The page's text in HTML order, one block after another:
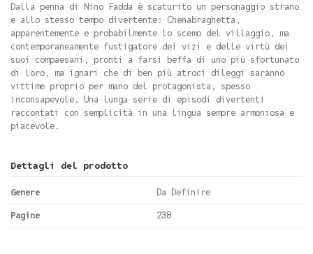
Dalla penna di Nino Fadda è scaturito un personaggio strano
e allo stesso tempo divertente: Chenabraghetta,
apparentemente e probabilmente lo scemo del villaggio, ma
contemporaneamente fustigatore dei vizi e delle virtù dei
suoi compaesani, pronti a farsi beffa di uno più sfortunato
di loro, ma ignari che di ben più atroci dileggi saranno
vittime proprio per mano del protagonista, spesso
inconsapevole. Una lunga serie di episodi divertenti
raccontati con semplicità in una lingua sempre armoniosa e
piacevole.
Dettagli del prodotto
Genere
Da Definire
Pagine
238